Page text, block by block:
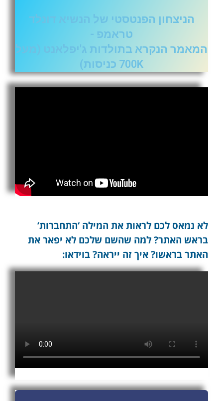
הניצחון הפנטסטי של הנשיא דונלד
טראמפ -
המאמר הנקרא בתולדות ג'יפלאנט (מעל
700K כניסות)
לא נמאס לכם לראות את המילה ‘התחברות’
בראש האתר? למה שהשם שלכם לא יפאר את
האתר בראשו? איך זה ייראה? בוידאו: